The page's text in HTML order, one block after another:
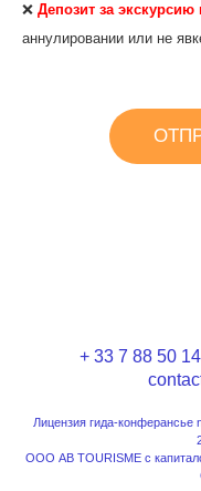
❌ Депозит за экскурсию
аннулировании или не
+ 33 7
Лицензия гида-конферансье
ООО AB TOURISME с